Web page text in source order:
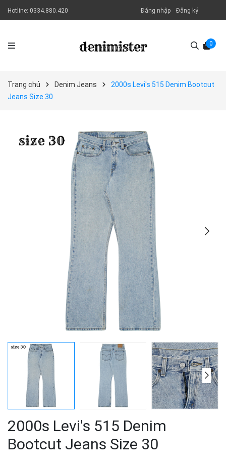
Hotline: 0334.880.420 Đăng nhập Đăng ký
0
Trang chủ Denim Jeans
2000s Levi's 515 Denim Bootcut
Jeans Size 30
2000s Levi's 515 Denim
Bootcut Jeans Size 30